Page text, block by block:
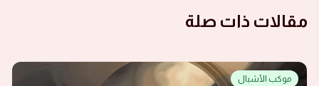
مقالات ذات صلة
موكب الأشبال